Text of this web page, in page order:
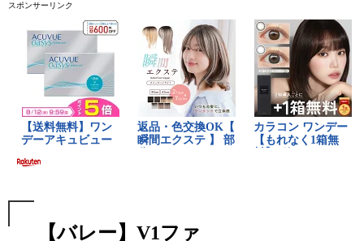
スポンサーリンク
【バレー】V1ファ